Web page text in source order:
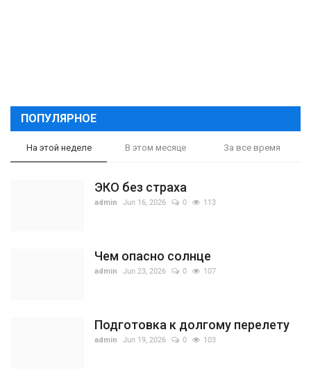
ПОПУЛЯРНОЕ
На этой неделе В этом месяце За все время
ЭКО без страха
admin Jun 16, 2026 0 113
Чем опасно солнце
admin Jun 23, 2026 0 107
Подготовка к долгому перелету
admin Jun 19, 2026 0 103